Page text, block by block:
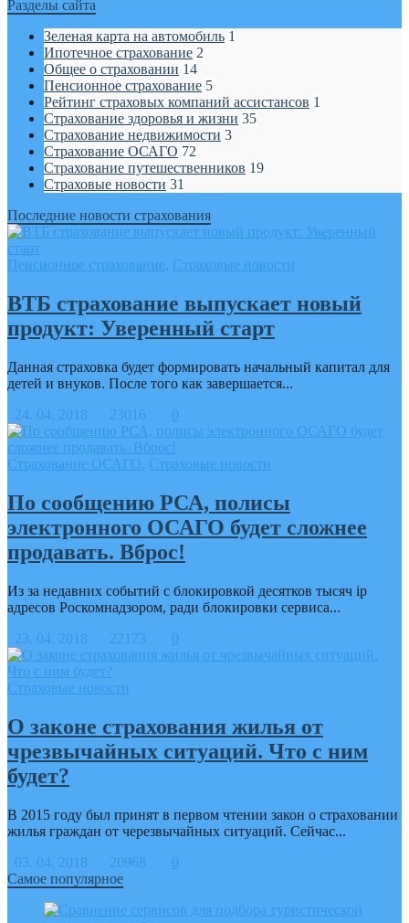
Разделы сайта
Зеленая карта на автомобиль 1
Ипотечное страхование 2
Общее о страховании 14
Пенсионное страхование 5
Рейтинг страховых компаний ассистансов 1
Страхование здоровья и жизни 35
Страхование недвижимости 3
Страхование ОСАГО 72
Страхование путешественников 19
Страховые новости 31
Последние новости страхования
Пенсионное страхование, Страховые новости
ВТБ страхование выпускает новый
продукт: Уверенный старт
Данная страховка будет формировать начальный капитал для
детей и внуков. После того как завершается...
24. 04. 2018
23016 0
Страхование ОСАГО, Страховые новости
По сообщению РСА, полисы
электронного ОСАГО будет сложнее
продавать. Вброс!
Из за недавних событий с блокировкой десятков тысяч ip
адресов Роскомнадзором, ради блокировки сервиса...
23. 04. 2018
22173 0
Страховые новости
О законе страхования жилья от
чрезвычайных ситуаций. Что с ним
будет?
В 2015 году был принят в первом чтении закон о страховании
жилья граждан от черезвычайных ситуаций. Сейчас...
03. 04. 2018
20968
0
Самое популярное